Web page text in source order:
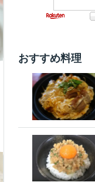
おすすめ料理